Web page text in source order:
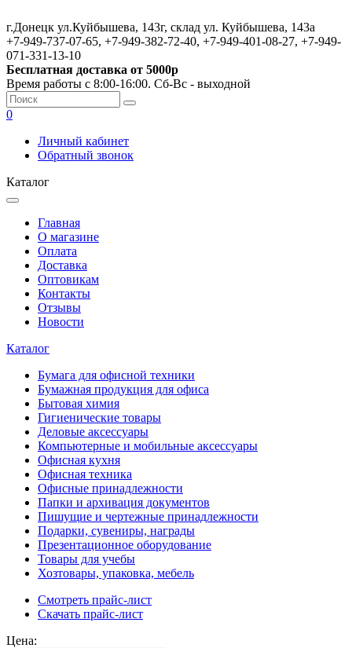
г.Донецк ул.Куйбышева, 143г, склад ул. Куйбышева, 143а
+7-949-737-07-65, +7-949-382-72-40, +7-949-401-08-27, +7-949-
071-331-13-10
Бесплатная доставка от 5000р
Время работы с 8:00-16:00. Сб-Вс - выходной
0
Личный кабинет
Обратный звонок
Каталог
Главная
О магазине
Оплата
Доставка
Оптовикам
Контакты
Отзывы
Новости
Каталог
Бумага для офисной техники
Бумажная продукция для офиса
Бытовая химия
Гигиенические товары
Деловые аксессуары
Компьютерные и мобильные аксессуары
Офисная кухня
Офисная техника
Офисные принадлежности
Папки и архивация документов
Пишущие и чертежные принадлежности
Подарки, сувениры, награды
Презентационное оборудование
Товары для учебы
Хозтовары, упаковка, мебель
Смотреть прайс-лист
Скачать прайс-лист
Цена: